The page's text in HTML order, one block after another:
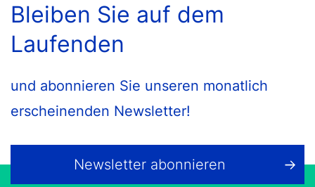
Bleiben Sie auf dem
Laufenden
und abonnieren Sie unseren monatlich
erscheinenden Newsletter!
Newsletter abonnieren